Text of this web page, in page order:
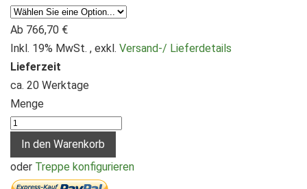
Ab 766,70 €
Inkl. 19% MwSt. , exkl. Versand-/ Lieferdetails
Lieferzeit
ca. 20 Werktage
Menge
In den Warenkorb
oder Treppe konfigurieren